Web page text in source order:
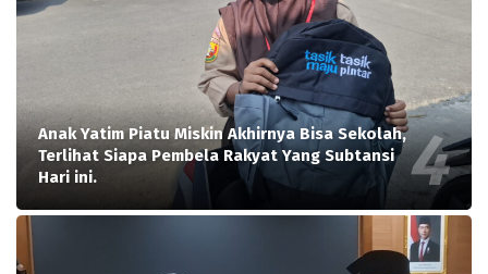
Anak Yatim Piatu Miskin Akhirnya Bisa Sekolah,
Terlihat Siapa Pembela Rakyat Yang Subtansi
Hari ini.